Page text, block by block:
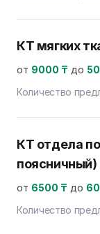
КТ мягких
от 9000 ₸ до
Количество
КТ отдела
поясничный)
от 6500 ₸ до
Количество